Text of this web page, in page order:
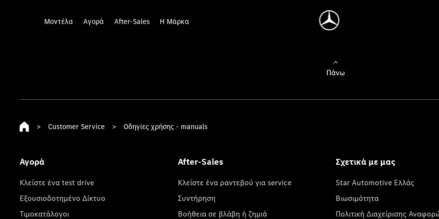
Μοντέλα Αγορά After-Sales Η Μάρκα
Πάνω
> Customer Service > Οδηγίες χρήσης - manuals
Αγορά
Κλείστε ένα test drive
Εξουσιοδοτημένο Δίκτυο
Τιμοκατάλογοι
After-Sales
Κλείστε ένα ραντεβού για service
Συντήρηση
Βοήθεια σε βλάβη ή ζημιά
Σχετικά με μας
Star Automotive Ελλάς
Βιωσιμότητα
Πολιτική Διαχείρισης